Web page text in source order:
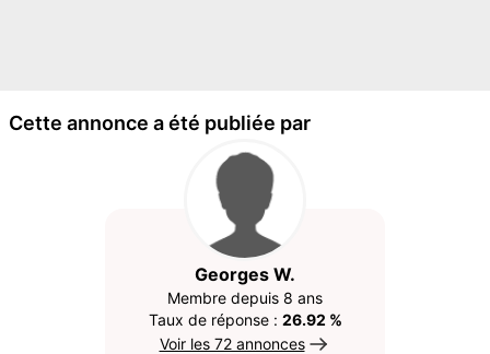
Cette annonce a été publiée par
Georges W.
Membre depuis 8 ans
Taux de réponse : 26.92 %
Voir les 72 annonces